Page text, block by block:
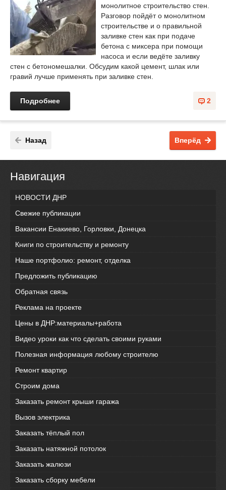
монолитное строительство стен.
Разговор пойдёт о монолитном
строительстве и о правильной
заливке стен как при подаче
бетона с миксера при помощи
насоса и если ведёте заливку
стен с бетономешалки. Обсудим какой цемент, шлак или
гравий лучше применять при заливке стен.
2
Подробнее
Вперёд
Назад
Навигация
НОВОСТИ ДНР
Свежие публикации
Вакансии Енакиево, Горловки, Донецка
Книги по строительству и ремонту
Наше портфолио: ремонт, отделка
Предложить публикацию
Обратная связь
Реклама на проекте
Цены в ДНР:материалы+работа
Видео уроки как что сделать своими руками
Полезная информация любому строителю
Ремонт квартир
Строим дома
Заказать ремонт крыши гаража
Вызов электрика
Заказать тёплый пол
Заказать натяжной потолок
Заказать жалюзи
Заказать сборку мебели